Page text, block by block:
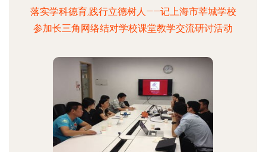
落实学科德育,践行立德树人——记上海市莘城学校
参加长三角网络结对学校课堂教学交流研讨活动